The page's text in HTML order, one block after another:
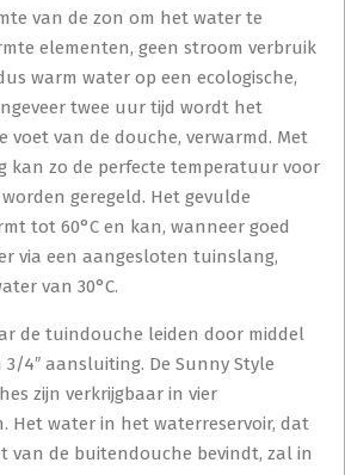
van de zon om het water te
elementen, geen stroom verbruik
warm water op een ecologische,
twee uur tijd wordt het
voet van de douche, verwarmd. Met
kan zo de perfecte temperatuur voor
geregeld. Het gevulde
tot 60°C en kan, wanneer goed
via een aangesloten tuinslang,
van 30°C.
de tuindouche leiden door middel
4″ aansluiting. De Sunny Style
zijn verkrijgbaar in vier
Het water in het waterreservoir, dat
van de buitendouche bevindt, zal in